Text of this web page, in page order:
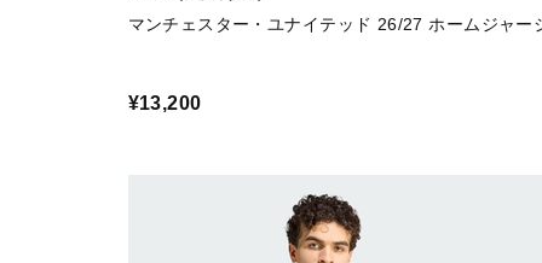
マンチェスター・ユナイテッド 26/27 ホームジャー
¥13,200